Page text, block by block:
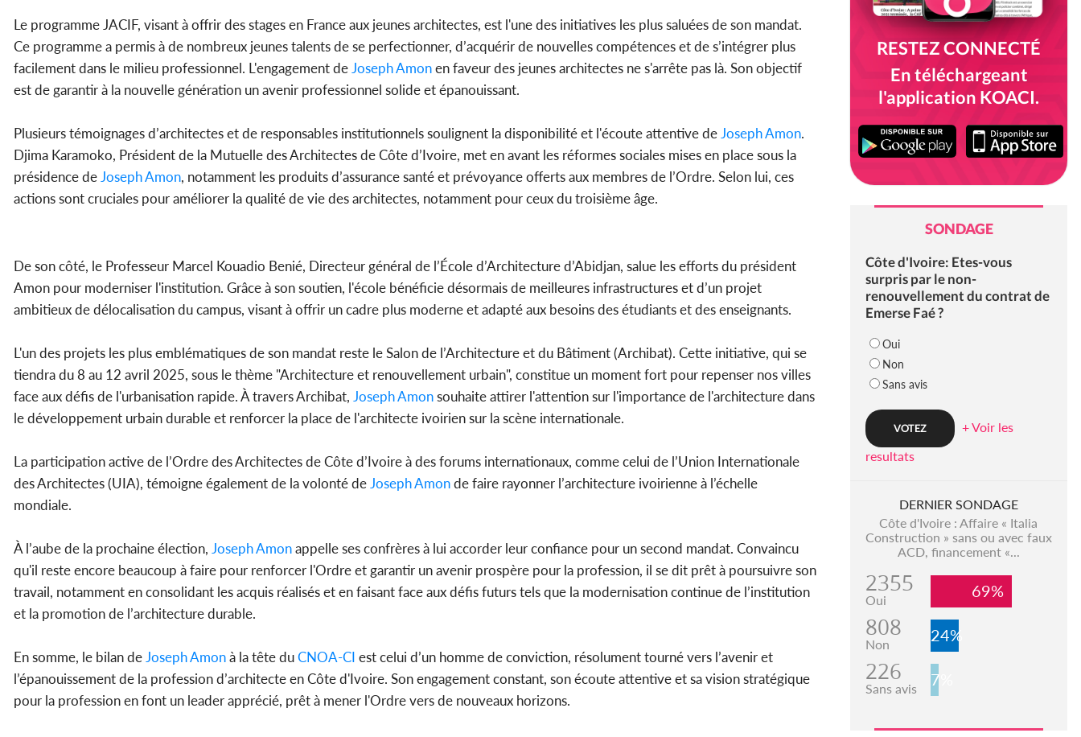
Le programme JACIF, visant à offrir des stages en France aux jeunes architectes, est l'une des initiatives les plus saluées de son mandat.
Ce programme a permis à de nombreux jeunes talents de se perfectionner, d’acquérir de nouvelles compétences et de s’intégrer plus
facilement dans le milieu professionnel. L'engagement de Joseph Amonen faveur des jeunes architectes ne s'arrête pas là. Son objectif
est de garantir à la nouvelle génération un avenir professionnel solide et épanouissant.
Plusieurs témoignages d’architectes et de responsables institutionnels soulignent la disponibilité et l'écoute attentive de Joseph Amon.
Djima Karamoko, Président de la Mutuelle des Architectes de Côte d’Ivoire, met en avant les réformes sociales mises en place sous la
présidence de Joseph Amon, notamment les produits d’assurance santé et prévoyance offerts aux membres de l’Ordre. Selon lui, ces
actions sont cruciales pour améliorer la qualité de vie des architectes, notamment pour ceux du troisième âge.
De son côté, le Professeur Marcel Kouadio Benié, Directeur général de l’École d’Architecture d’Abidjan, salue les efforts du président
Amon pour moderniser l'institution. Grâce à son soutien, l'école bénéficie désormais de meilleures infrastructures et d’un projet
ambitieux de délocalisation du campus, visant à offrir un cadre plus moderne et adapté aux besoins des étudiants et des enseignants.
L'un des projets les plus emblématiques de son mandat reste le Salon de l’Architecture et du Bâtiment (Archibat). Cette initiative, qui se
tiendra du 8 au 12 avril 2025, sous le thème "Architecture et renouvellement urbain", constitue un moment fort pour repenser nos villes
face aux défis de l'urbanisation rapide. À travers Archibat, Joseph Amonsouhaite attirer l'attention sur l'importance de l'architecture dans
le développement urbain durable et renforcer la place de l'architecte ivoirien sur la scène internationale.
La participation active de l’Ordre des Architectes de Côte d’Ivoire à des forums internationaux, comme celui de l’Union Internationale
des Architectes (UIA), témoigne également de la volonté de Joseph Amonde faire rayonner l’architecture ivoirienne à l’échelle
mondiale.
À l’aube de la prochaine élection, Joseph Amonappelle ses confrères à lui accorder leur confiance pour un second mandat. Convaincu
qu'il reste encore beaucoup à faire pour renforcer l'Ordre et garantir un avenir prospère pour la profession, il se dit prêt à poursuivre son
travail, notamment en consolidant les acquis réalisés et en faisant face aux défis futurs tels que la modernisation continue de l’institution
et la promotion de l’architecture durable.
En somme, le bilan de Joseph Amonà la tête duCNOA-CI est celui d’un homme de conviction, résolument tourné vers l’avenir et
l’épanouissement de la profession d’architecte en Côte d'Ivoire. Son engagement constant, son écoute attentive et sa vision stratégique
pour la profession en font un leader apprécié, prêt à mener l'Ordre vers de nouveaux horizons.
RESTEZ CONNECTÉ
En téléchargeant
l'application KOACI.
SONDAGE
Côte d'Ivoire: Etes-vous
surpris par le non-
renouvellement du contrat de
Emerse Faé ?
Oui
Non
Sans avis
+ Voir les
resultats
DERNIER SONDAGE
Côte d'Ivoire : Affaire « Italia
Construction » sans ou avec faux
ACD, financement «...
2355
Oui 69%
808
Non 24%
226
Sans avis 7%